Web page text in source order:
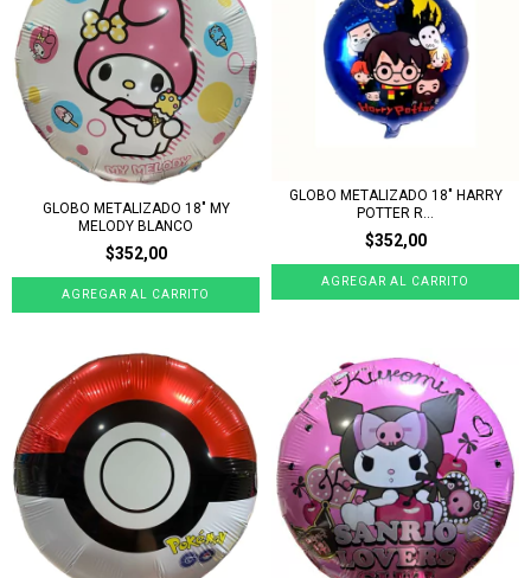
GLOBO METALIZADO 18" MY
MELODY BLANCO
$352,00
GLOBO METALIZADO 18" HARRY
POTTER R...
$352,00